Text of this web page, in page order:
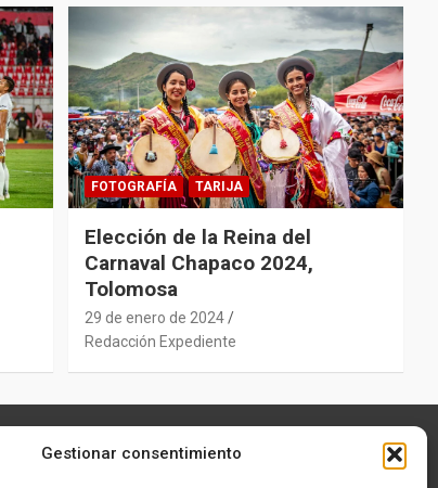
Gestionar consentimiento
FOTOGRAFÍA TARIJA
Elección de la Reina del
Carnaval Chapaco 2024,
Tolomosa
29 de enero de 2024
Redacción Expediente